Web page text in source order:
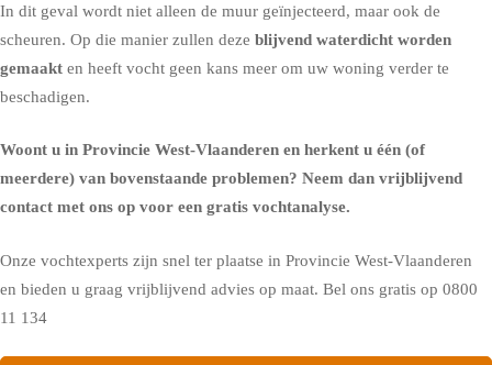
In dit geval wordt niet alleen de muur geïnjecteerd, maar ook de
scheuren. Op die manier zullen deze blijvend waterdicht worden
gemaakt en heeft vocht geen kans meer om uw woning verder te
beschadigen.
Woont u in Provincie West-Vlaanderen en herkent u één (of
meerdere) van bovenstaande problemen? Neem dan vrijblijvend
contact met ons op voor een gratis vochtanalyse.
Onze vochtexperts zijn snel ter plaatse in Provincie West-Vlaanderen
en bieden u graag vrijblijvend advies op maat. Bel ons gratis op 0800
11 134